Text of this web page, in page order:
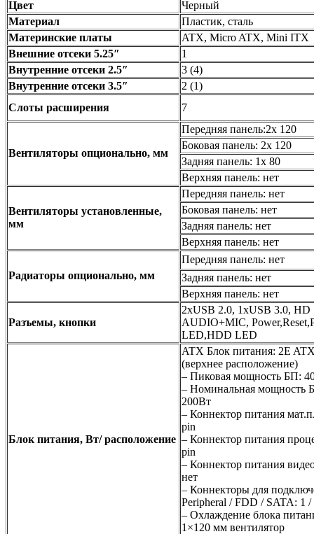
Цвет
Черный
Материал
Пластик, сталь
Материнские платы
ATX, Micro ATX, Mini ITX
Внешние отсеки 5.25″
1
Внутренние отсеки 2.5″
3 (4)
Внутренние отсеки 3.5″
2 (1)
Слоты расширения
7
Вентиляторы опционально, мм
Передняя панель:2х 120
Боковая панель: 2х 120
Задняя панель: 1x 80
Верхняя панель: нет
Вентиляторы установленные,
мм
Передняя панель: нет
Боковая панель: нет
Задняя панель: нет
Верхняя панель: нет
Радиаторы опционально, мм
Передняя панель: нет
Задняя панель: нет
Верхняя панель: нет
Разъемы, кнопки
2xUSB 2.0, 1xUSB 3.0, HD
AUDIO+MIC,
LED,HDD LED
Блок питания, Вт/ расположение
ATX Блок питания: 2E
(верхнее расположение)
– Пиковая мощность БП:
– Номинальная мощность
200Вт
– Коннектор питания
pin
– Коннектор питания
pin
– Коннектор питания
нет
– Коннекторы для
Peripheral / FDD / SATA: 1 /
– Охлаждение блока
1×120 мм вентилятор